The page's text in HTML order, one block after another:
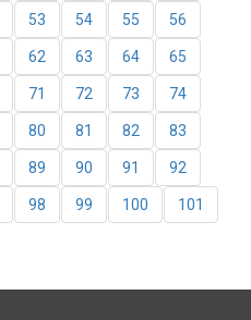
53 54 55 56
62 63 64 65
71 72 73 74
80 81 82 83
89 90 91 92
98 99 100 101